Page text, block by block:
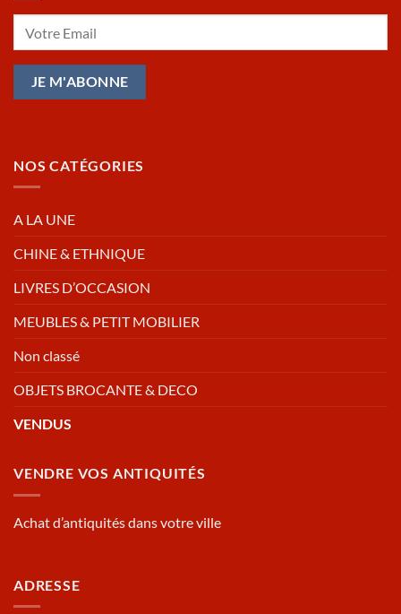
NOS CATÉGORIES
A LA UNE
CHINE & ETHNIQUE
LIVRES D’OCCASION
MEUBLES & PETIT MOBILIER
Non classé
OBJETS BROCANTE & DECO
VENDUS
VENDRE VOS ANTIQUITÉS
Achat d’antiquités dans votre ville
ADRESSE